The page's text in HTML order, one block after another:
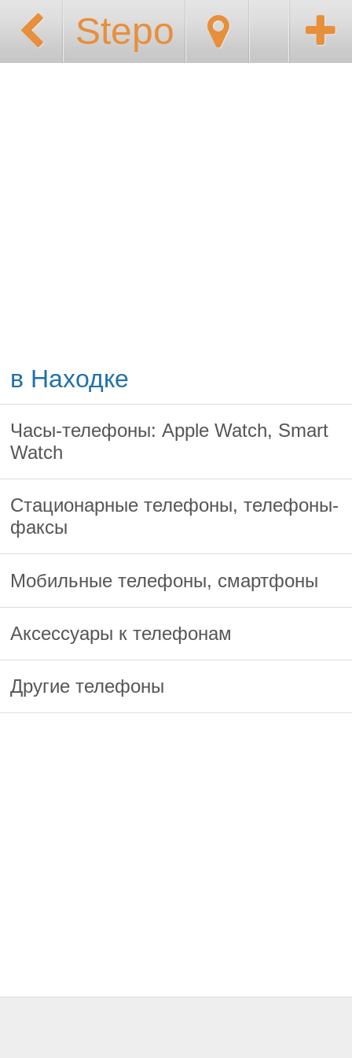
Stepo
в Находке
Часы-телефоны: Apple Watch, Smart
Watch
Стационарные телефоны, телефоны-
факсы
Мобильные телефоны, смартфоны
Аксессуары к телефонам
Другие телефоны